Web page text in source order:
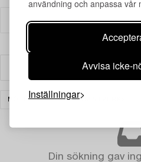
användning och anpassa vår
Avvisa icke-
Inställningar
MÖBLER OCH KONSTHANTVERK
Din sökning gav